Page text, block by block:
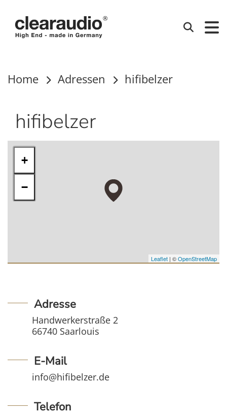
Suchen
Home Adressen hifibelzer
hifibelzer
+
−
Leaflet | ©OpenStreetMap
Adresse
Handwerkerstraße 2
66740 Saarlouis
E-Mail
info@hifibelzer.de
Telefon